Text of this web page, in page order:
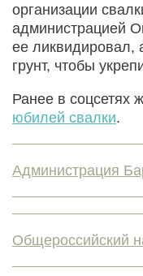
организации
администрацией
ее ликвидировал,
грунт, чтобы
Ранее в соцсетях
юбилей свалки.
Администрация
Общероссийский